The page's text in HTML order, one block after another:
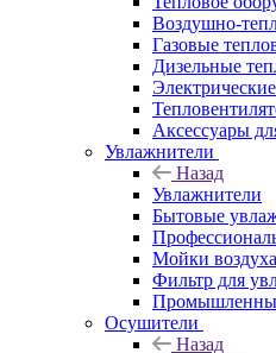
Воздушно-
Газовые
Дизельные
Аксессуары
Увлажнители
Назад
Увлажнители
Бытовые
Мойки воздуха
Фильтр для
Осушители
Назад